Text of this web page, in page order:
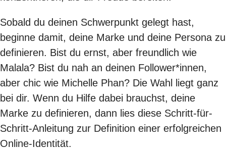
Sobald du deinen Schwerpunkt gelegt hast,
beginne damit, deine Marke und deine Persona zu
definieren. Bist du ernst, aber freundlich wie
Malala? Bist du nah an deinen Follower*innen,
aber chic wie Michelle Phan? Die Wahl liegt ganz
bei dir. Wenn du Hilfe dabei brauchst, deine
Marke zu definieren, dann lies diese Schritt-für-
Schritt-Anleitung zur Definition einer erfolgreichen
Online-Identität.